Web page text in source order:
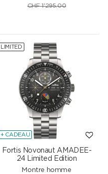
CHF1'295.00
LIMITED
+ CADEAU
Fortis Novonaut AMADEE-
24 Limited Edition
Montre homme